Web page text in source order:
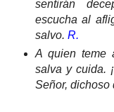
sentirán
escucha al
salvo. R.
A quien teme
salva y cuida.
Señor, dichoso